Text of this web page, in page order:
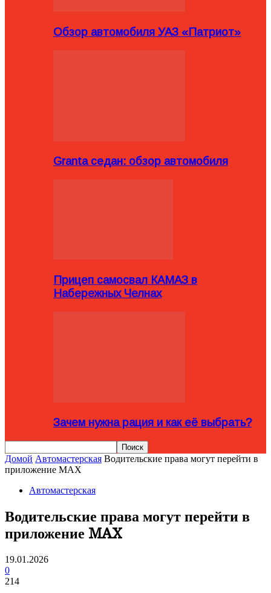
Обзор автомобиля УАЗ «Патриот»
Granta седан: обзор автомобиля
Прицеп самосвал КАМАЗ в
Набережных Челнах
Зачем нужна рация и как её выбрать?
Домой Автомастерская Водительские права могут перейти в
приложение MAX
Автомастерская
Водительские права могут перейти в
приложение MAX
19.01.2026
0
214